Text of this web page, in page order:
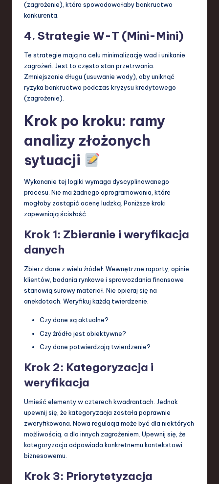
(zagrożenie), która spowodowałaby bankructwo
konkurenta.
4. Strategie W-T (Mini-Mini)
Te strategie mają na celu minimalizację wad i unikanie
zagrożeń. Jest to często stan przetrwania.
Zmniejszanie długu (usuwanie wady), aby uniknąć
ryzyka bankructwa podczas kryzysu kredytowego
(zagrożenie).
Krok po kroku: ramy
analizy złożonych
sytuacji
Wykonanie tej logiki wymaga dyscyplinowanego
procesu. Nie ma żadnego oprogramowania, które
mogłoby zastąpić ocenę ludzką. Poniższe kroki
zapewniają ścisłość.
Krok 1: Zbieranie i weryfikacja
danych
Zbierz dane z wielu źródeł. Wewnętrzne raporty, opinie
klientów, badania rynkowe i sprawozdania finansowe
stanowią surowy materiał. Nie opieraj się na
anekdotach. Weryfikuj każdą twierdzenie.
Czy dane są aktualne?
Czy źródło jest obiektywne?
Czy dane potwierdzają twierdzenie?
Krok 2: Kategoryzacja i
weryfikacja
Umieść elementy w czterech kwadrantach. Jednak
upewnij się, że kategoryzacja została poprawnie
zweryfikowana. Nowa regulacja może być dla niektórych
możliwością, a dla innych zagrożeniem. Upewnij się, że
kategoryzacja odpowiada konkretnemu kontekstowi
biznesowemu.
Krok 3: Priorytetyzacja